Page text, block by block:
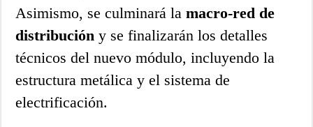
Asimismo, se culminará lamacro-red de
distribución y se finalizarán los detalles
técnicos del nuevo módulo, incluyendo la
estructura metálica y el sistema de
electrificación.